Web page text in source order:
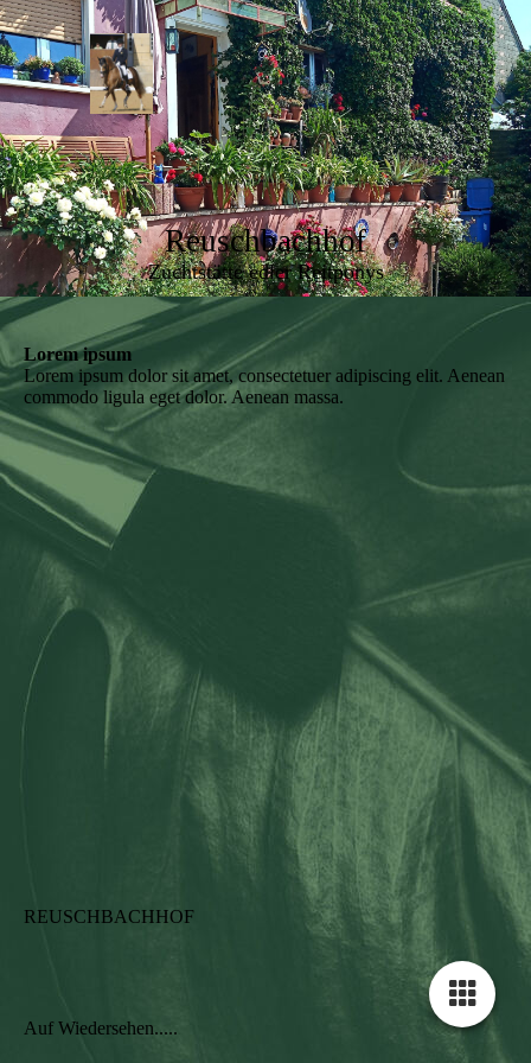
Reuschbachhof
Zuchtstätte edler Reitponys
Lorem ipsum
Lorem ipsum dolor sit amet, consectetuer adipiscing elit. Aenean
commodo ligula eget dolor. Aenean massa.
REUSCHBACHHOF
Auf Wiedersehen.....